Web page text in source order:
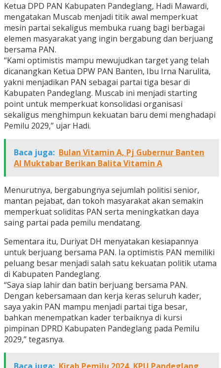
Ketua DPD PAN Kabupaten Pandeglang, Hadi Mawardi,
mengatakan Muscab menjadi titik awal memperkuat
mesin partai sekaligus membuka ruang bagi berbagai
elemen masyarakat yang ingin bergabung dan berjuang
bersama PAN.
“Kami optimistis mampu mewujudkan target yang telah
dicanangkan Ketua DPW PAN Banten, Ibu Irna Narulita,
yakni menjadikan PAN sebagai partai tiga besar di
Kabupaten Pandeglang. Muscab ini menjadi starting
point untuk memperkuat konsolidasi organisasi
sekaligus menghimpun kekuatan baru demi menghadapi
Pemilu 2029,” ujar Hadi.
Baca juga: Bulan Vitamin A, Pj Gubernur Banten
Al Muktabar Berikan Balita Vitamin A
Menurutnya, bergabungnya sejumlah politisi senior,
mantan pejabat, dan tokoh masyarakat akan semakin
memperkuat soliditas PAN serta meningkatkan daya
saing partai pada pemilu mendatang.
Sementara itu, Duriyat DH menyatakan kesiapannya
untuk berjuang bersama PAN. Ia optimistis PAN memiliki
peluang besar menjadi salah satu kekuatan politik utama
di Kabupaten Pandeglang.
“Saya siap lahir dan batin berjuang bersama PAN.
Dengan kebersamaan dan kerja keras seluruh kader,
saya yakin PAN mampu menjadi partai tiga besar,
bahkan menempatkan kader terbaiknya di kursi
pimpinan DPRD Kabupaten Pandeglang pada Pemilu
2029,” tegasnya.